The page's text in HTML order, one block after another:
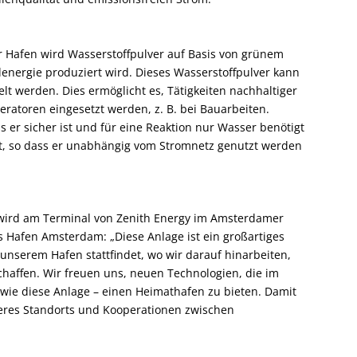
wird Wasserstoffpulver auf Basis von grünem
produziert wird. Dieses Wasserstoffpulver kann
werden. Dies ermöglicht es, Tätigkeiten nachhaltiger
eingesetzt werden, z. B. bei Bauarbeiten.
er sicher ist und für eine Reaktion nur Wasser benötigt
so dass er unabhängig vom Stromnetz genutzt werden
am Terminal von Zenith Energy im Amsterdamer
Amsterdam: „Diese Anlage ist ein großartiges
Hafen stattfindet, wo wir darauf hinarbeiten,
Wir freuen uns, neuen Technologien, die im
diese Anlage – einen Heimathafen zu bieten. Damit
Standorts und Kooperationen zwischen